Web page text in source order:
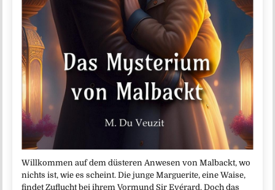
Willkommen auf dem düsteren Anwesen von Malbackt, wo
nichts ist, wie es scheint. Die junge Marguerite, eine Waise,
findet Zuflucht bei ihrem Vormund Sir Evérard. Doch das